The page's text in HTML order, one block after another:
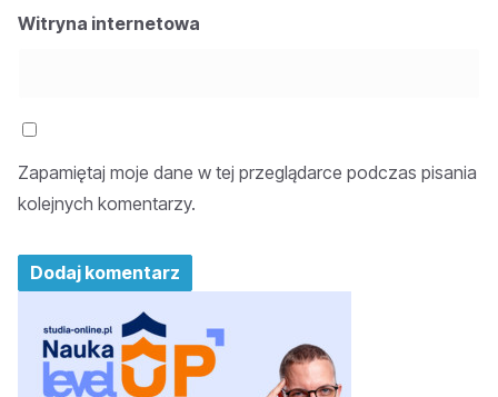
Witryna internetowa
Zapamiętaj moje dane w tej przeglądarce podczas pisania
kolejnych komentarzy.